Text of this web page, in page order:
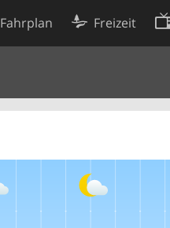
Fahrplan Freizeit
Cookie-Einstellungen